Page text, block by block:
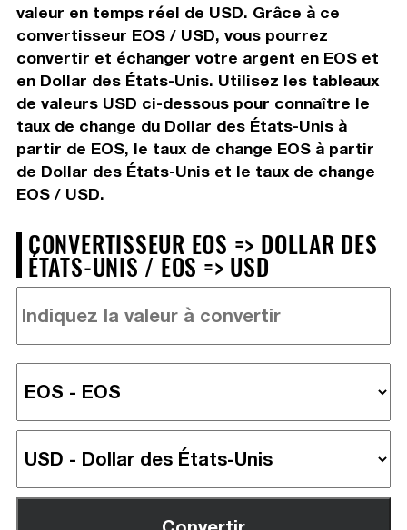
valeur en temps réel de USD. Grâce à ce
convertisseur EOS / USD, vous pourrez
convertir et échanger votre argent en EOS et
en Dollar des États-Unis. Utilisez les tableaux
de valeurs USD ci-dessous pour connaître le
taux de change du Dollar des États-Unis à
partir de EOS, le taux de change EOS à partir
de Dollar des États-Unis et le taux de change
EOS / USD.
CONVERTISSEUR EOS => DOLLAR DES
ÉTATS-UNIS / EOS => USD